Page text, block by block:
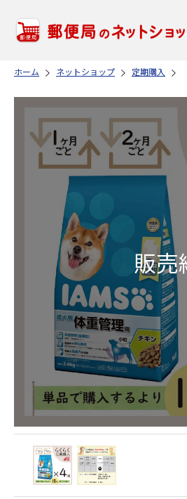
ホーム ネットショップ 定期購入